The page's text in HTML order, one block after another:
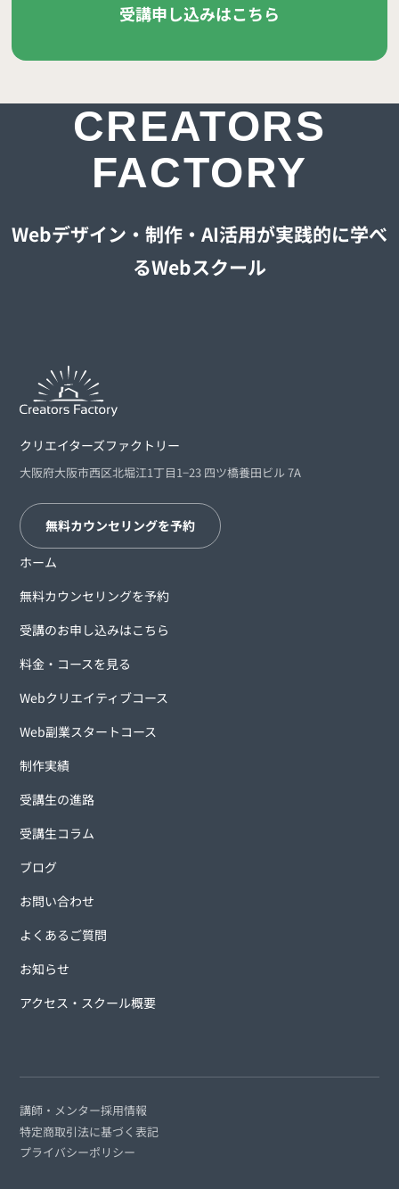
受講申し込みはこちら
CREATORS
FACTORY
Webデザイン・制作・AI活用が実践的に学べ
るWebスクール
クリエイターズファクトリー
大阪府大阪市西区北堀江1丁目1−23 四ツ橋養田ビル 7A
無料カウンセリングを予約
ホーム
無料カウンセリングを予約
受講のお申し込みはこちら
料金・コースを見る
Webクリエイティブコース
Web副業スタートコース
制作実績
受講生の進路
受講生コラム
ブログ
お問い合わせ
よくあるご質問
お知らせ
アクセス・スクール概要
講師・メンター採用情報
特定商取引法に基づく表記
プライバシーポリシー